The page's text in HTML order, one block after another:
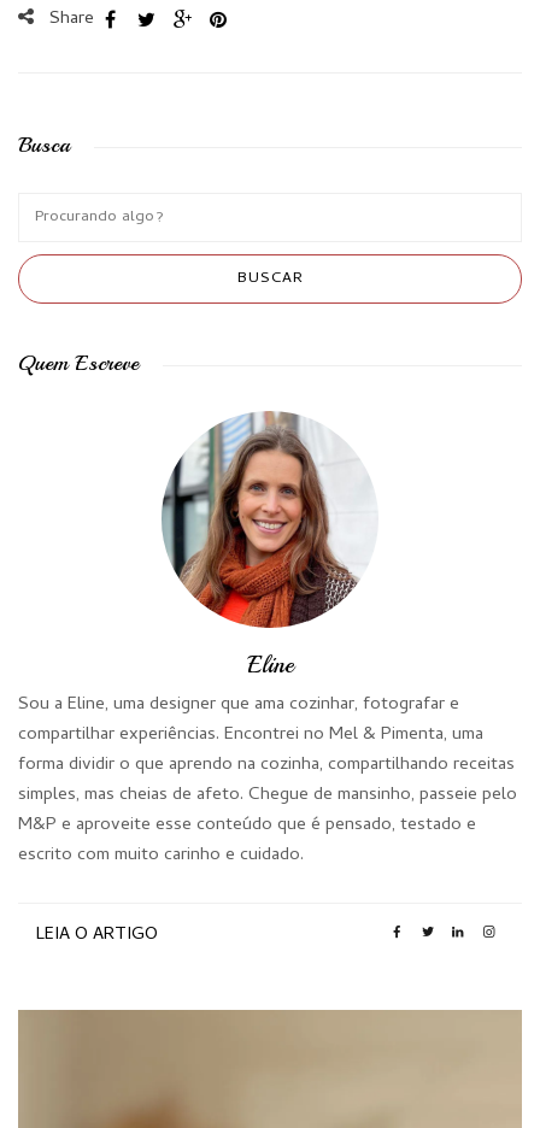
Share
Busca
Quem Escreve
Eline
Sou a Eline, uma designer que ama cozinhar, fotografar e
compartilhar experiências. Encontrei no Mel & Pimenta, uma
forma dividir o que aprendo na cozinha, compartilhando receitas
simples, mas cheias de afeto. Chegue de mansinho, passeie pelo
M&P e aproveite esse conteúdo que é pensado, testado e
escrito com muito carinho e cuidado.
LEIA O ARTIGO